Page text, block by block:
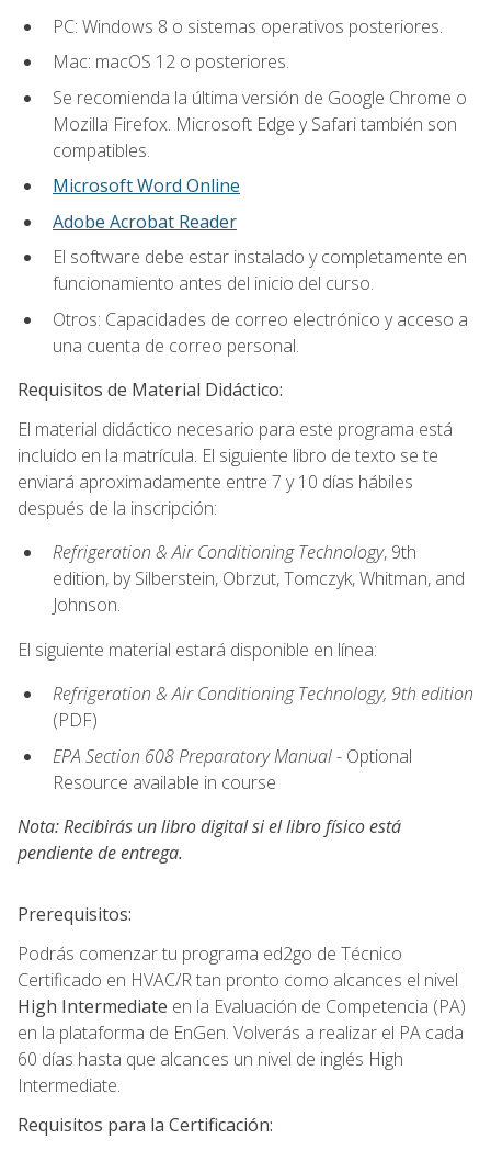
PC: Windows 8 o sistemas operativos posteriores.
Mac: macOS 12 o posteriores.
Se recomienda la última versión de Google Chrome o
Mozilla Firefox. Microsoft Edge y Safari también son
compatibles.
Microsoft Word Online
Adobe Acrobat Reader
El software debe estar instalado y completamente en
funcionamiento antes del inicio del curso.
Otros: Capacidades de correo electrónico y acceso a
una cuenta de correo personal.
Requisitos de Material Didáctico:
El material didáctico necesario para este programa está
incluido en la matrícula. El siguiente libro de texto se te
enviará aproximadamente entre 7 y 10 días hábiles
después de la inscripción:
Refrigeration & Air Conditioning Technology, 9th
edition, by Silberstein, Obrzut, Tomczyk, Whitman, and
Johnson.
El siguiente material estará disponible en línea:
Refrigeration & Air Conditioning Technology, 9th edition
(PDF)
EPA Section 608 Preparatory Manual- Optional
Resource available in course
Nota: Recibirás un libro digital si el libro físico está
pendiente de entrega.
Prerequisitos:
Podrás comenzar tu programa ed2go de Técnico
Certificado en HVAC/R tan pronto como alcances el nivel
High Intermediate en la Evaluación de Competencia (PA)
en la plataforma de EnGen. Volverás a realizar el PA cada
60 días hasta que alcances un nivel de inglés High
Intermediate.
Requisitos para la Certificación: